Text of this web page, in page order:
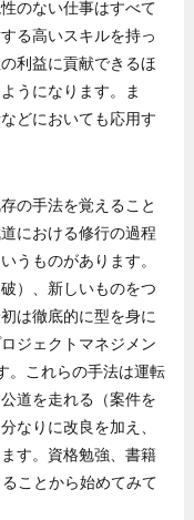
のない仕事はすべて
る高いスキルを持っ
利益に貢献できるほ
うになります。ま
どにおいても応用す
の手法を覚えること
における修行の過程
うものがあります。
）、新しいものをつ
は徹底的に型を身に
ジェクトマネジメン
。これらの手法は運転
道を走れる（案件を
なりに改良を加え、
す。資格勉強、書籍
ことから始めてみて